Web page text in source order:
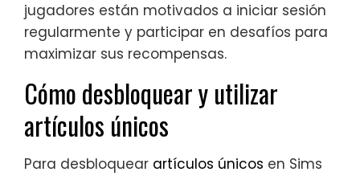
jugadores están motivados a iniciar sesión
regularmente y participar en desafíos para
maximizar sus recompensas.
Cómo desbloquear y utilizar
artículos únicos
Para desbloquear artículos únicos en Sims